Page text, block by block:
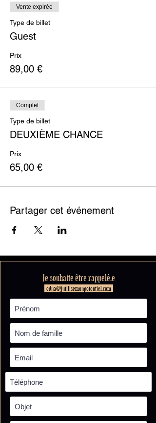
Vente expirée
Type de billet
Guest
Prix
89,00 €
Complet
Type de billet
DEUXIÈME CHANCE
Prix
65,00 €
Partager cet événement
Je souhaite être rappelé.e
edna@jutilisemonpotentiel.com